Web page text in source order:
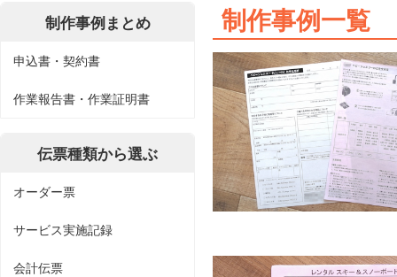
制作事例一覧
制作事例まとめ
申込書・契約書
作業報告書・作業証明書
伝票種類から選ぶ
オーダー票
サービス実施記録
会計伝票